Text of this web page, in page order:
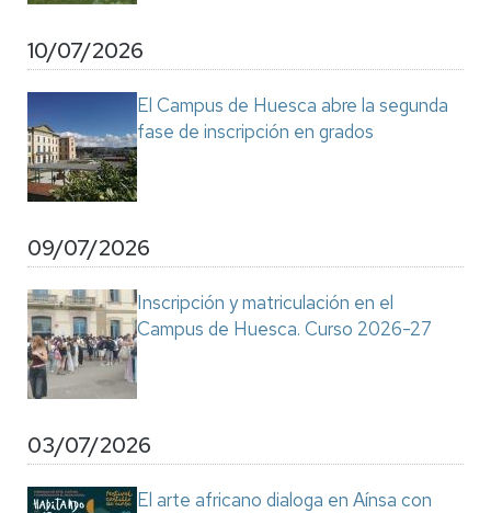
10/07/2026
El Campus de Huesca abre la segunda
fase de inscripción en grados
09/07/2026
Inscripción y matriculación en el
Campus de Huesca. Curso 2026-27
03/07/2026
El arte africano dialoga en Aínsa con